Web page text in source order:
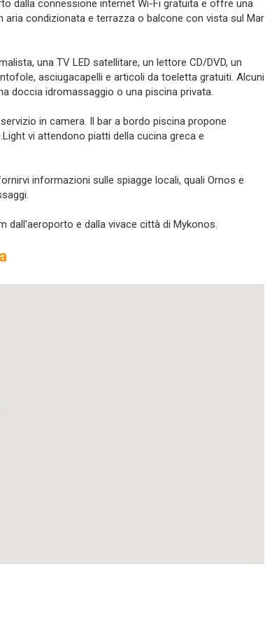
dalla connessione internet Wi-Fi gratuita e offre una
condizionata e terrazza o balcone con vista sul Mar
una TV LED satellitare, un lettore CD/DVD, un
asciugacapelli e articoli da toeletta gratuiti. Alcuni
doccia idromassaggio o una piscina privata.
in camera. Il bar a bordo piscina propone
vi attendono piatti della cucina greca e
informazioni sulle spiagge locali, quali Ornos e
dall'aeroporto e dalla vivace città di Mykonos.